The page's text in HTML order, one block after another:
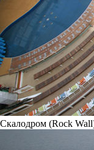
Скалодром (Rock